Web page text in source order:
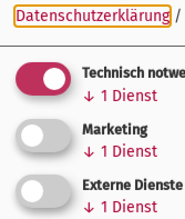
Datenschutzerklärung /
Technisch
↓ 1 Dienst
Marketing
↓ 1 Dienst
Externe Dienste
↓ 1 Dienst